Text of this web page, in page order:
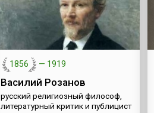
1856 — 1919
Василий Розанов
русский религиозный философ,
литературный критик и публицист